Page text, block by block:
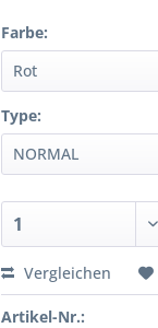
Farbe:
Type:
Vergleichen
Artikel-Nr.: